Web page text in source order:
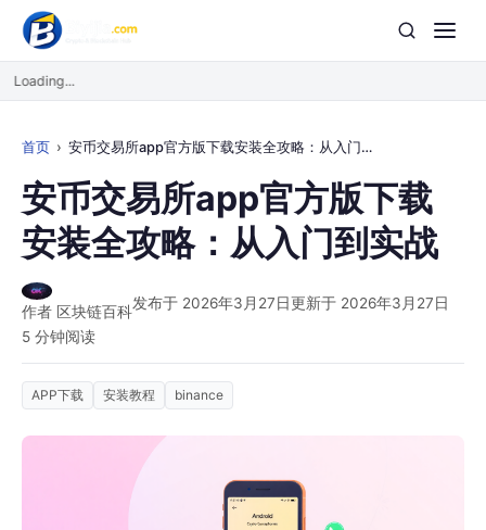
Loading...
首页 安币交易所app官方版下载安装全攻略：从入门到实战
安币交易所app官方版下载
安装全攻略：从入门到实战
作者 区块链百科发布于 2026年3月27日更新于 2026年3月27日
5 分钟阅读
APP下载 安装教程 binance